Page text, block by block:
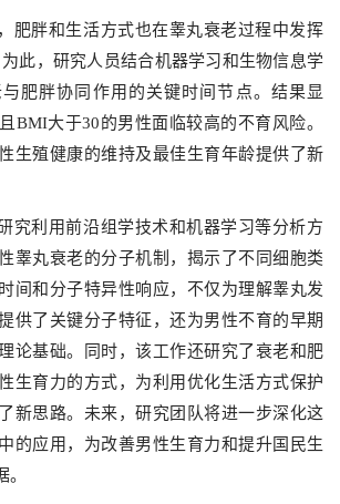
肥胖和生活方式也在睾丸衰老过程中发挥
此，研究人员结合机器学习和生物信息学
肥胖协同作用的关键时间节点。结果显
BMI大于30的男性面临较高的不育风险。
生殖健康的维持及最佳生育年龄提供了新
究利用前沿组学技术和机器学习等分析方
睾丸衰老的分子机制，揭示了不同细胞类
间和分子特异性响应，不仅为理解睾丸发
供了关键分子特征，还为男性不育的早期
论基础。同时，该工作还研究了衰老和肥
生育力的方式，为利用优化生活方式保护
新思路。未来，研究团队将进一步深化这
的应用，为改善男性生育力和提升国民生